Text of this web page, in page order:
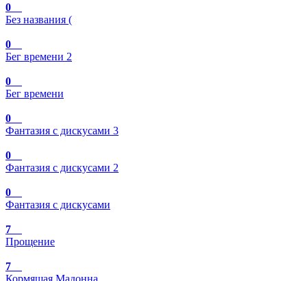
0
Без названия (
0
Бег времени 2
0
Бег времени
0
Фантазия с дискусами 3
0
Фантазия с дискусами 2
0
Фантазия с дискусами
7
Прощение
7
Кормящая Мадонна